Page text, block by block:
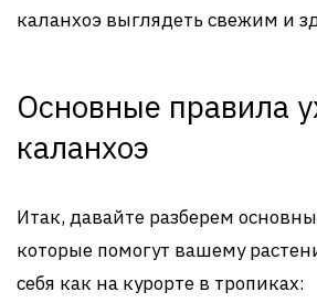
каланхоэ выглядеть свежим и
Основные правила
каланхоэ
Итак, давайте разберем
которые помогут вашему
себя как на курорте в тропиках: